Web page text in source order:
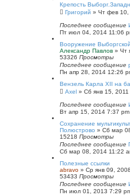
Крепость
Григорий » Чт фев 10,
Последнее сообщение
Пт июл 04, 2014 11:06
Вооружение
Александр Павлов » Чт
53326 Просмотры
Последнее сообщение
Пн апр 28, 2014 12:26
Вензель Карла XII на
Axel » Сб янв 15,
Последнее сообщение
Вт апр 15, 2014 7:37 pm
Сохранение
Полюстрово » Сб мар
15218 Просмотры
Последнее сообщение
Сб мар 08, 2014 11:22
Полезные ссылки
abravo » Ср янв 09,
53433 Просмотры
Последнее сообщение
Пн июл 01, 2013 7:29